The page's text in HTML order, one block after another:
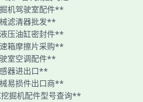
机驾驶室配件**
滤清器批发**
压油缸密封件**
箱摩擦片采购**
室空调配件**
器进出口**
易损件出口商**
掘机配件型号查询**